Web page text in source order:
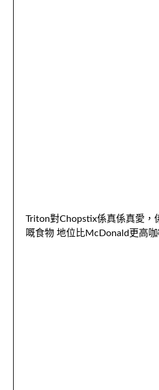
Triton對Chopstix係真係真愛，
嘅食物 地位比McDonald更高